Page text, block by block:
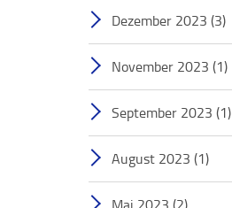
Dezember 2023(3)
November 2023(1)
September 2023(1)
August 2023(1)